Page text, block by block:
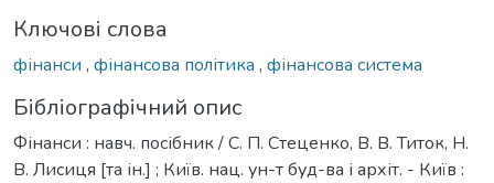
Ключові слова
фінанси , фінансова політика , фінансова система
Бібліографічний опис
Фінанси : навч. посібник / С. П. Стеценко, В. В. Титок, Н.
В. Лисиця [та ін.] ; Київ. нац. ун-т буд-ва і архіт. - Київ :